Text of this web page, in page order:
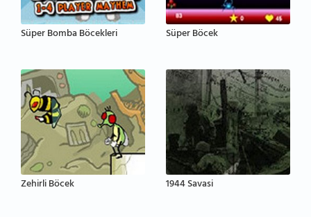
Süper Bomba Böcekleri Süper Böcek
Zehirli Böcek 1944 Savasi